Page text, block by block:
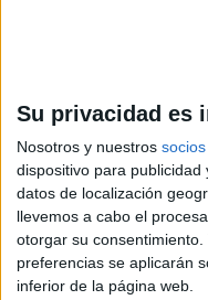
Su privacidad es
Nosotros y nuestros socios
dispositivo para publicidad
datos de localización
llevemos a cabo el
otorgar su consentimiento.
preferencias se aplicarán
inferior de la página web.